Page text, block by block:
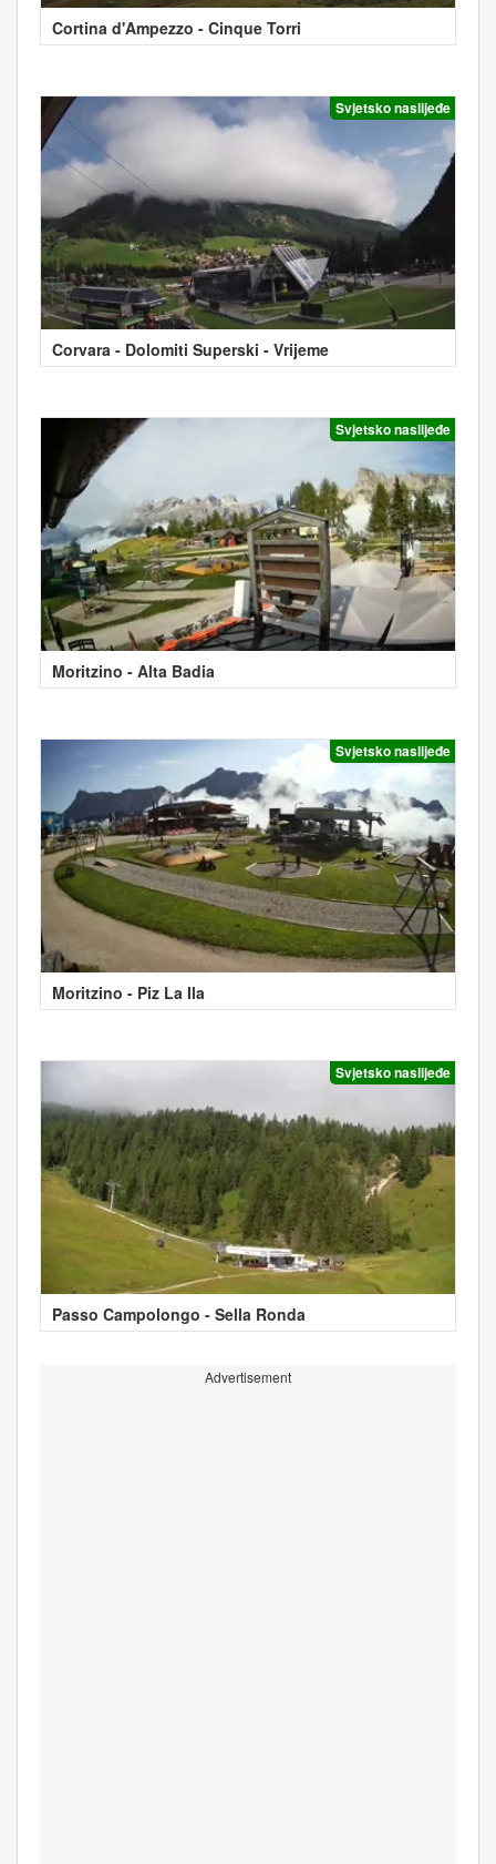
Cortina d'Ampezzo - Cinque Torri
Svjetsko naslijeđe
Corvara - Dolomiti Superski - Vrijeme
Svjetsko naslijeđe
Moritzino - Alta Badia
Svjetsko naslijeđe
Moritzino - Piz La Ila
Svjetsko naslijeđe
Passo Campolongo - Sella Ronda
Advertisement